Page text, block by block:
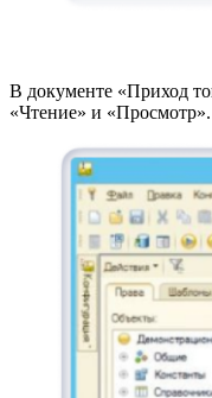
В документе «Приход
«Чтение» и «Просмотр».